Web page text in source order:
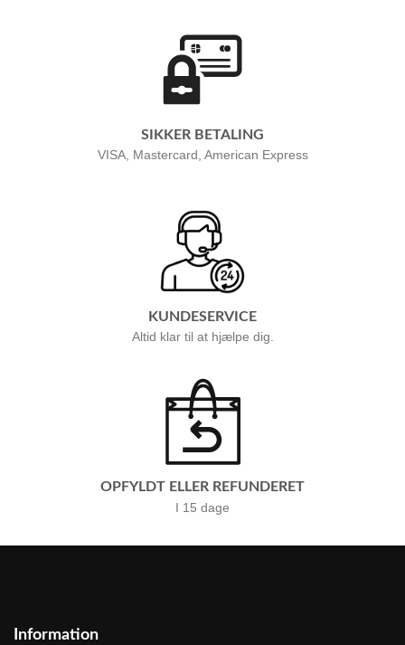
SIKKER BETALING
VISA, Mastercard, American Express
KUNDESERVICE
Altid klar til at hjælpe dig.
OPFYLDT ELLER REFUNDERET
I 15 dage
Information